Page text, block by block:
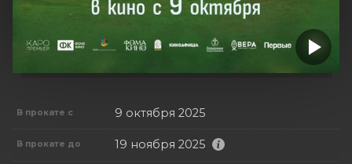
В прокате с 9 октября 2025
В прокате до 19 ноября 2025